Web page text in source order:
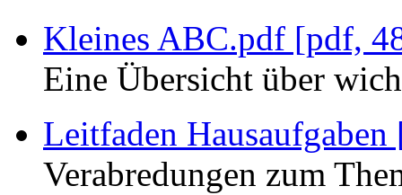
Kleines ABC.pdf [pdf,
Eine Übersicht über
Leitfaden
Verabredungen zum